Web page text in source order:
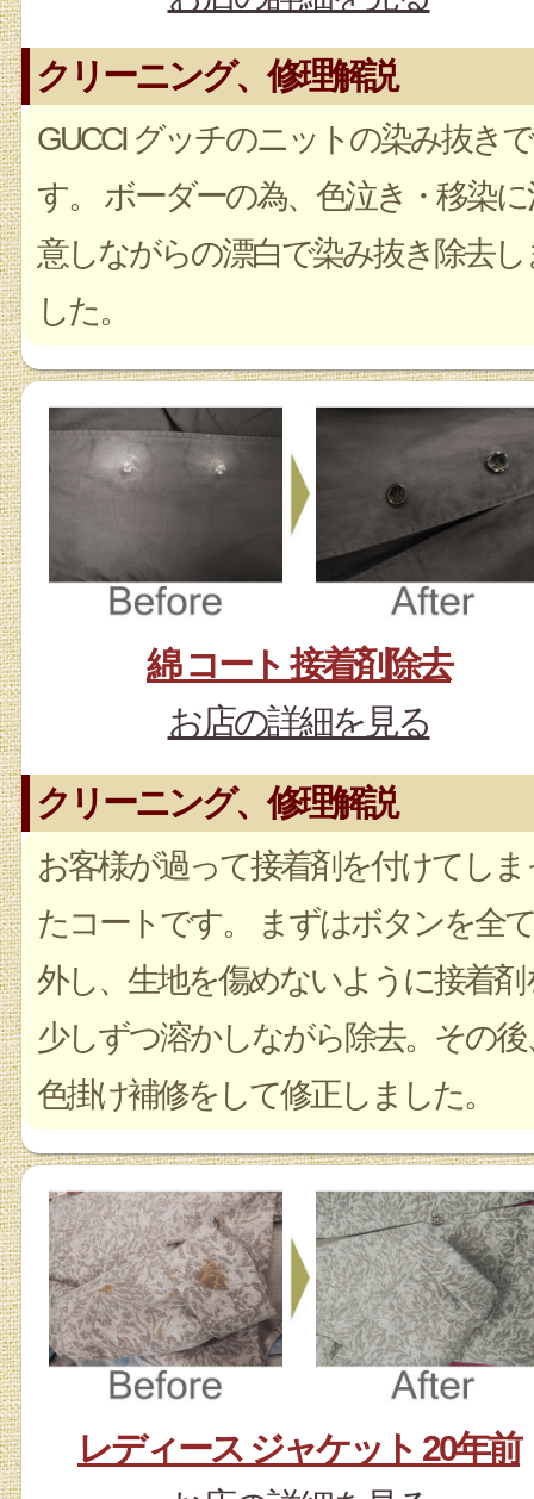
クリーニング、修理解説
GUCCI グッチのニットの染み抜きで
す。 ボーダーの為、色泣き・移染に
意しながらの漂白で染み抜き除去し
した。
綿 コート 接着剤除去
お店の詳細を見る
クリーニング、修理解説
お客様が過って接着剤を付けてしま
たコートです。 まずはボタンを全て
外し、生地を傷めないように接着剤
少しずつ溶かしながら除去。その後
色掛け補修をして修正しました。
レディース ジャケット 20年前